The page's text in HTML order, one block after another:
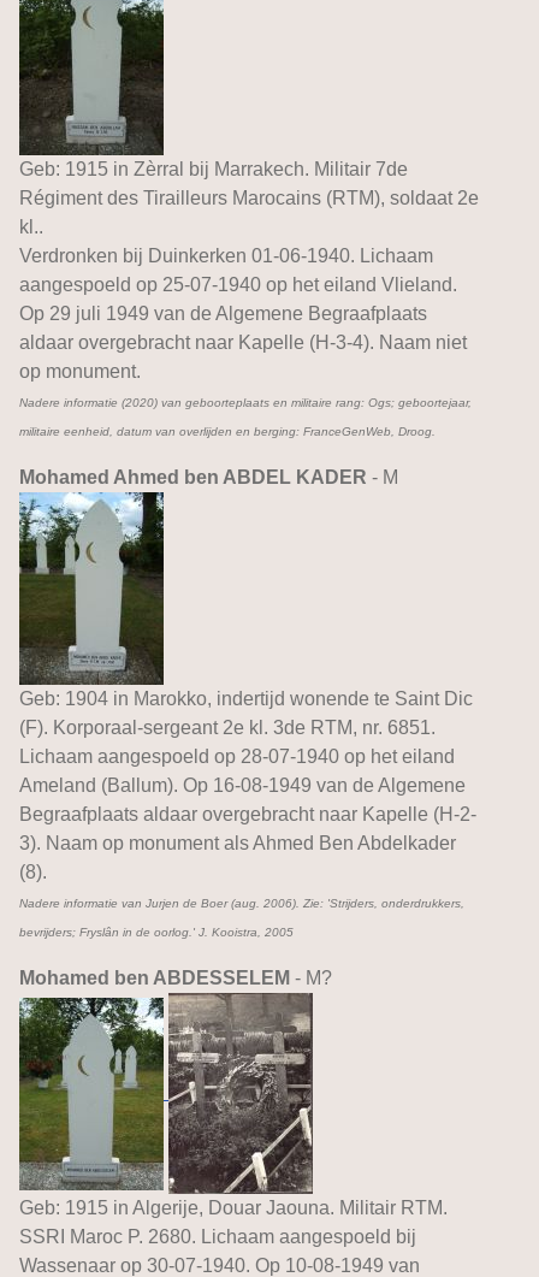
Geb: 1915 in Zèrral bij Marrakech. Militair 7de
Régiment des Tirailleurs Marocains (RTM), soldaat 2e
kl..
Verdronken bij Duinkerken 01-06-1940. Lichaam
aangespoeld op 25-07-1940 op het eiland Vlieland.
Op 29 juli 1949 van de Algemene Begraafplaats
aldaar overgebracht naar Kapelle (H-3-4). Naam niet
op monument.
Nadere informatie (2020) van geboorteplaats en militaire rang: Ogs; geboortejaar,
militaire eenheid, datum van overlijden en berging: FranceGenWeb, Droog.
Mohamed Ahmed ben ABDEL KADER - M
Geb: 1904 in Marokko, indertijd wonende te Saint Dic
(F). Korporaal-sergeant 2e kl. 3de RTM, nr. 6851.
Lichaam aangespoeld op 28-07-1940 op het eiland
Ameland (Ballum). Op 16-08-1949 van de Algemene
Begraafplaats aldaar overgebracht naar Kapelle (H-2-
3). Naam op monument als Ahmed Ben Abdelkader
(8).
Nadere informatie van Jurjen de Boer (aug. 2006). Zie: 'Strijders, onderdrukkers,
bevrijders; Fryslân in de oorlog.' J. Kooistra, 2005
Mohamed ben ABDESSELEM - M?
Geb: 1915 in Algerije, Douar Jaouna. Militair RTM.
SSRI Maroc P. 2680. Lichaam aangespoeld bij
Wassenaar op 30-07-1940. Op 10-08-1949 van